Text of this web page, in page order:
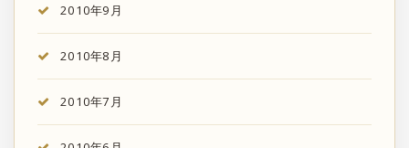
2010年9月
2010年8月
2010年7月